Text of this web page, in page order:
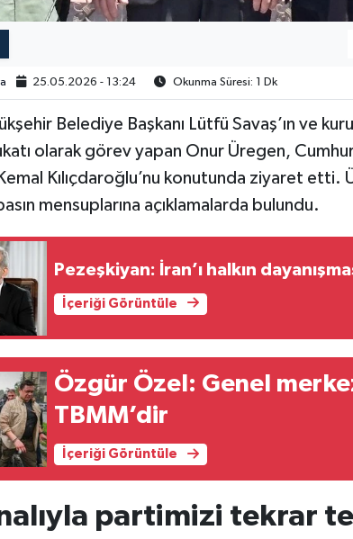
25.05.2026 - 13:24 Okunma Süresi: 1 Dk
Belediye Başkanı Lütfü Savaş’ın ve
olarak görev yapan Onur Üregen,
Kılıçdaroğlu’nu konutunda ziyaret etti.
mensuplarına açıklamalarda bulundu.
Pezeşkiyan: İran’ı halkın
İçeriği Görüntüle
Özgür Özel: Genel
TBMM’dir
İçeriği Görüntüle
partimizi tekrar